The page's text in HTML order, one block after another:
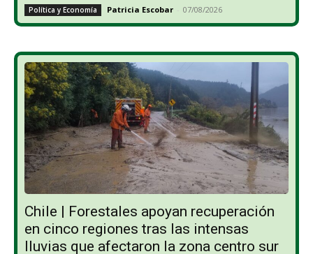
Política y Economía Patricia Escobar - 07/08/2026
Chile | Forestales apoyan recuperación
en cinco regiones tras las intensas
lluvias que afectaron la zona centro sur